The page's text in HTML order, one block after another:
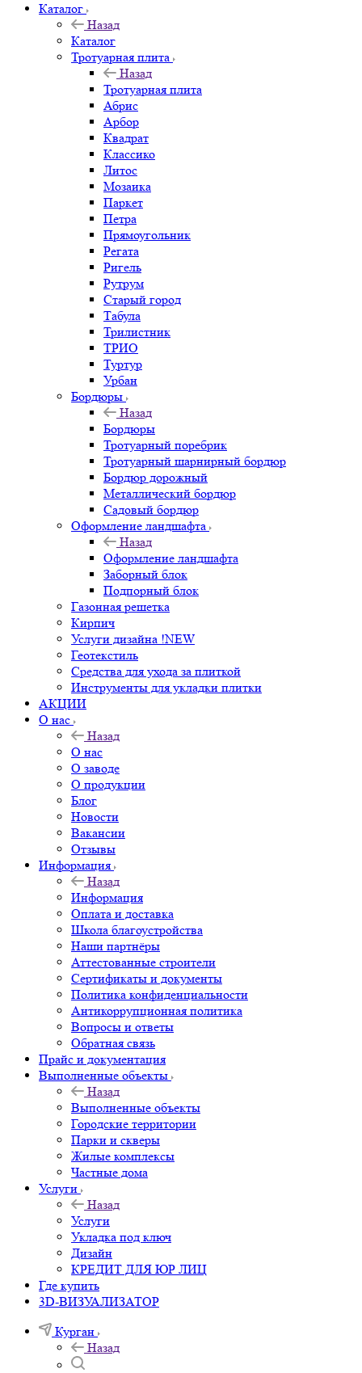
Каталог
Назад
Каталог
Тротуарная плита
Назад
Тротуарная плита
Абрис
Арбор
Квадрат
Классико
Литос
Мозаика
Паркет
Петра
Прямоугольник
Регата
Ригель
Рутрум
Старый город
Табула
Трилистник
ТРИО
Туртур
Урбан
Бордюры
Назад
Бордюры
Тротуарный поребрик
Тротуарный шарнирный бордюр
Бордюр дорожный
Металлический бордюр
Садовый бордюр
Оформление ландшафта
Назад
Оформление ландшафта
Заборный блок
Подпорный блок
Газонная решетка
Кирпич
Услуги дизайна !NEW
Геотекстиль
Средства для ухода за плиткой
Инструменты для укладки плитки
АКЦИИ
О нас
Назад
О нас
О заводе
О продукции
Блог
Новости
Вакансии
Отзывы
Информация
Назад
Информация
Оплата и доставка
Школа благоустройства
Наши партнёры
Аттестованные строители
Сертификаты и документы
Политика конфиденциальности
Антикоррупционная политика
Вопросы и ответы
Обратная связь
Прайс и документация
Выполненные объекты
Назад
Выполненные объекты
Городские территории
Парки и скверы
Жилые комплексы
Частные дома
Услуги
Назад
Услуги
Укладка под ключ
Дизайн
КРЕДИТ ДЛЯ ЮР ЛИЦ
Где купить
3D-ВИЗУАЛИЗАТОР
Курган
Назад